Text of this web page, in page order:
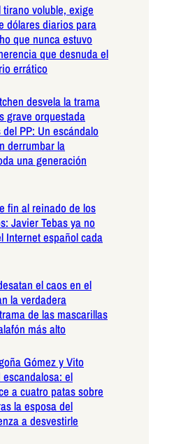
tirano voluble, exige
dólares diarios para
que nunca estuvo
que desnuda el
errático
desvela la trama
grave orquestada
PP: Un escándalo
derrumbar la
una generación
fin al reinado de los
Javier Tebas ya no
Internet español cada
el caos en el
la verdadera
de las mascarillas
más alto
Gómez y Vito
el
a cuatro patas sobre
la esposa del
a desvestirle